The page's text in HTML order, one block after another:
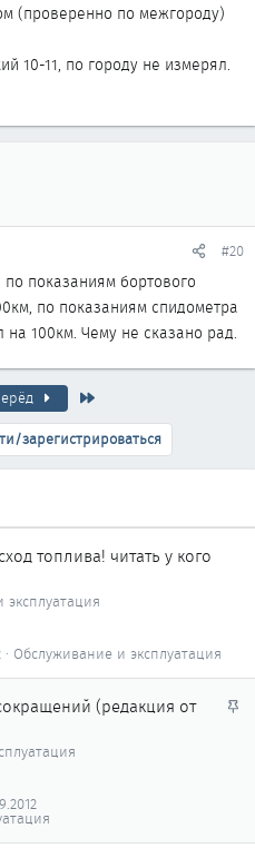
(проверенно по межгороду)
10-11, по городу не измерял.
#20
показаниям бортового
по показаниям спидометра
на 100км. Чему не сказано рад.
зарегистрироваться
топлива! читать у кого
Обслуживание и эксплуатация
З
(редакция от